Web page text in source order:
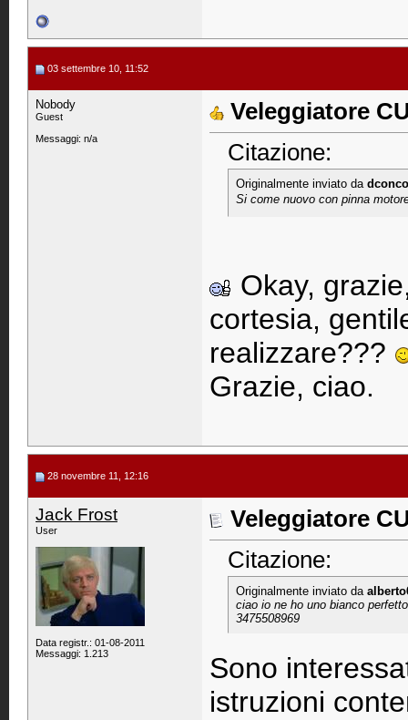
03 settembre 10, 11:52
Nobody
Guest
Messaggi: n/a
Veleggiatore
Citazione:
Originalmente inviato da
Si come nuovo con pinna
Okay,
cortesia,
realizzare???
Grazie, ciao.
28 novembre 11, 12:16
Jack Frost
User
Data registr.: 01-08-2011
Messaggi: 1.213
Veleggiatore
Citazione:
Originalmente inviato da
ciao io ne ho uno bianco
3475508969
Sono
istruzioni